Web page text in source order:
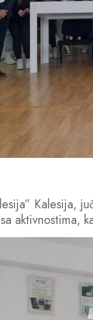
Kalesija,
aktivnostima,